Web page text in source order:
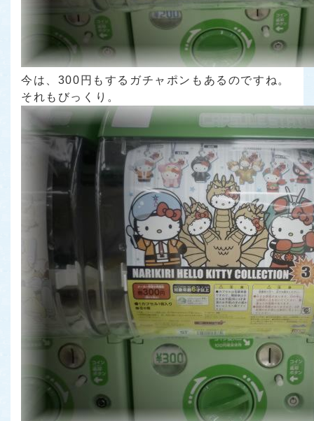
今は、300円もするガチャポンもあるのですね。
それもびっくり。